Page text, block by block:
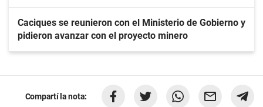
Caciques se reunieron con el Ministerio de Gobierno y
pidieron avanzar con el proyecto minero
Compartí la nota: